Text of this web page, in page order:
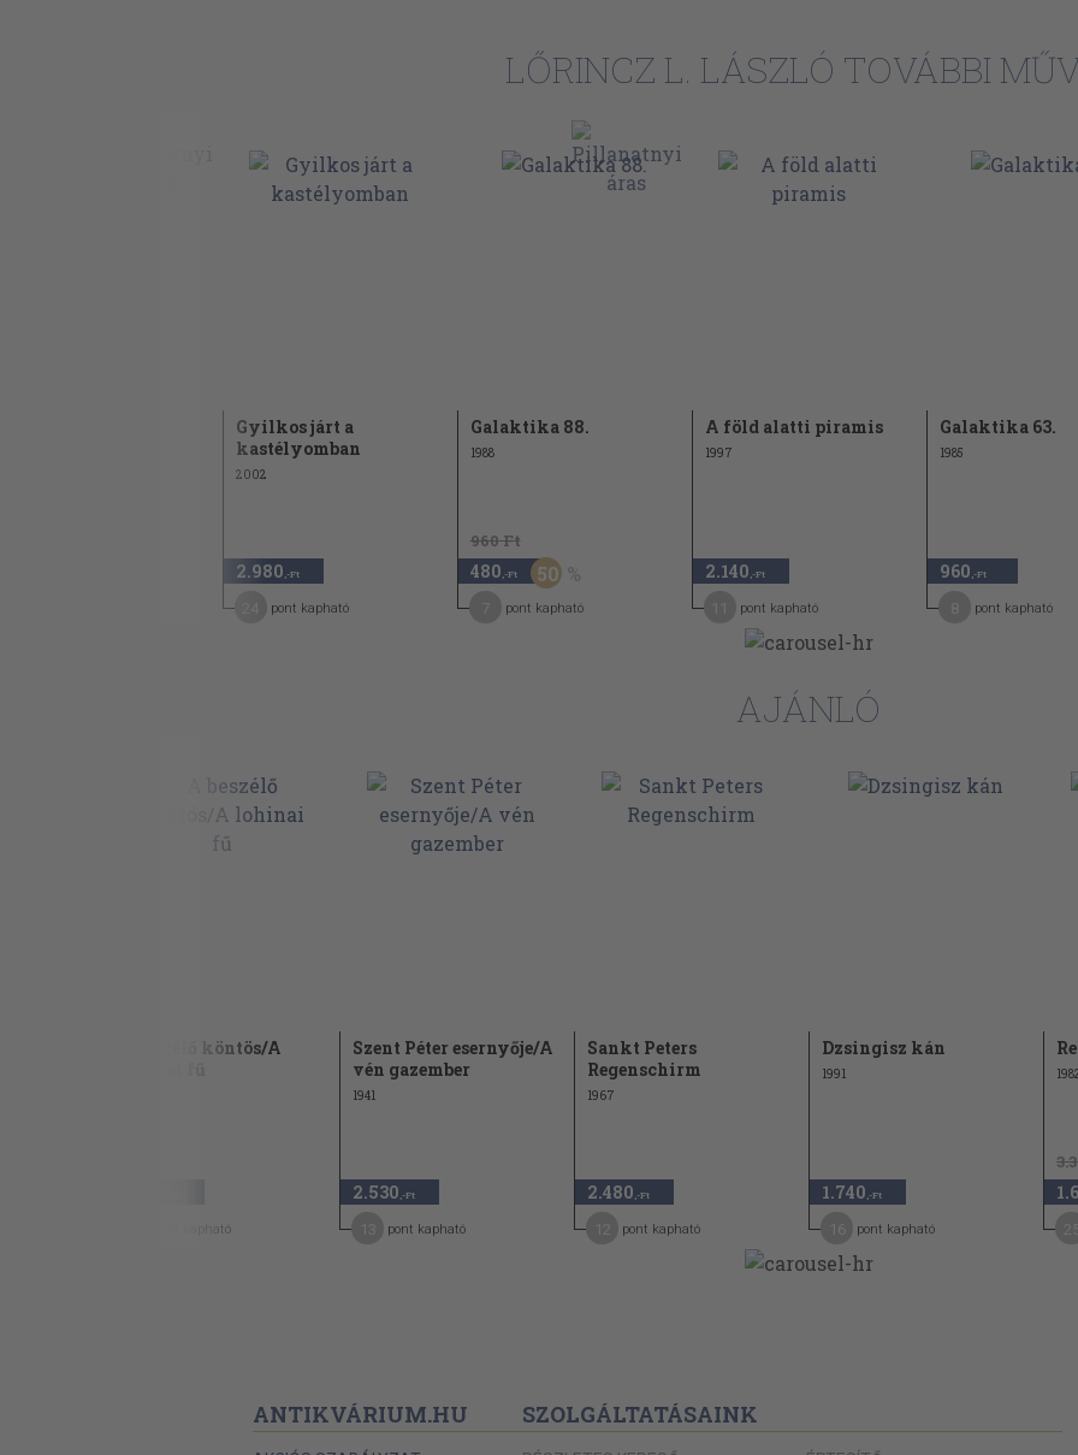
LŐRINCZ L. LÁSZLÓ TOVÁBBI
Gyilkos járt a
kastélyomban
2002
2.980 ,-Ft
pont kapható
Galaktika 88.
1988
960 Ft
480 ,-Ft 50
pont kapható
A föld alatti piramis
1997
2.140 ,-Ft
pont kapható
Galaktika 63.
1985
960 ,-Ft
pont kapható
AJÁNLÓ
A beszélő köntös/A
pont kapható
Szent Péter esernyője/A
vén gazember
1941
2.530 ,-Ft
pont kapható
Sankt Peters
Regenschirm
1967
2.480 ,-Ft
pont kapható
Dzsingisz kán
1991
1.740 ,-Ft
pont kapható
ANTIKVÁRIUM.HU SZOLGÁLTATÁSAINK